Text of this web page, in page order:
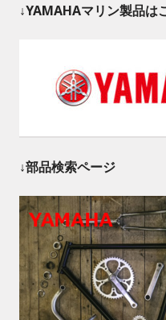
↓YAMAHAマリン製品は
↓部品検索ページ